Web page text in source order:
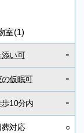
室(1)
添い可 -
の仮眠可 -
10分内 -
葬対応 ○